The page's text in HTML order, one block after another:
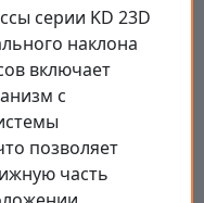
серии KD 23D
наклона
включает
с
позволяет
часть